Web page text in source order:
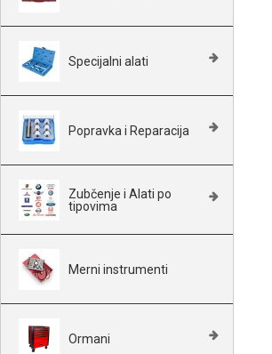
Specijalni alati
Popravka i Reparacija
Zubčenje i Alati po
tipovima
Merni instrumenti
Ormani